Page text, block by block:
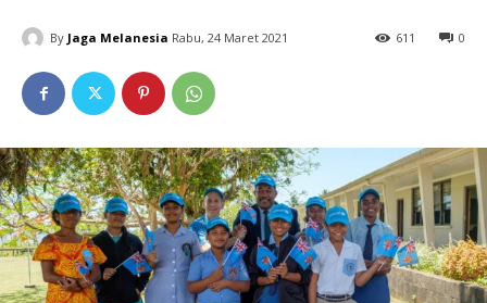
By Jaga Melanesia Rabu, 24 Maret 2021 0
611